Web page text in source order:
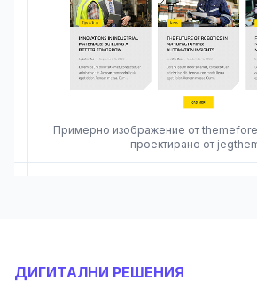
Примерно изображение от
проектирано от
ДИГИТАЛНИ РЕШЕНИЯ